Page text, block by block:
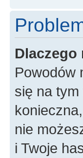
Dlaczego
Powodów
się na
nie
i Twoje